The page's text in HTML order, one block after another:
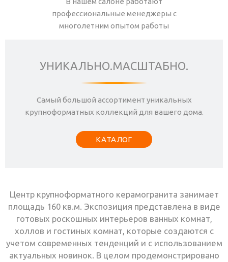
профессиональные менеджеры с
многолетним опытом работы
УНИКАЛЬНО.МАСШТАБНО.
Самый большой ассортимент уникальных
крупноформатных коллекций для вашего дома.
КАТАЛОГ
Центр крупноформатного керамогранита занимает
площадь 160 кв.м. Экспозиция представлена в виде
готовых роскошных интерьеров ванных комнат,
холлов и гостиных комнат, которые создаются с
учетом современных тенденций и с использованием
актуальных новинок. В целом продемонстрировано